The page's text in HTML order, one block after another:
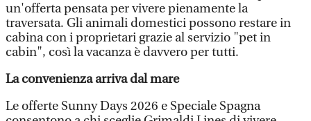
un'offerta pensata per vivere pienamente la
traversata. Gli animali domestici possono restare in
cabina con i proprietari grazie al servizio "pet in
cabin", così la vacanza è davvero per tutti.
La convenienza arriva dal mare
Le offerte Sunny Days 2026 e Speciale Spagna